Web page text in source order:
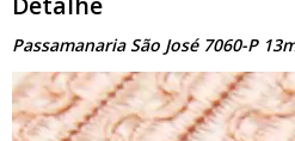
Passamanaria São José 7060-P